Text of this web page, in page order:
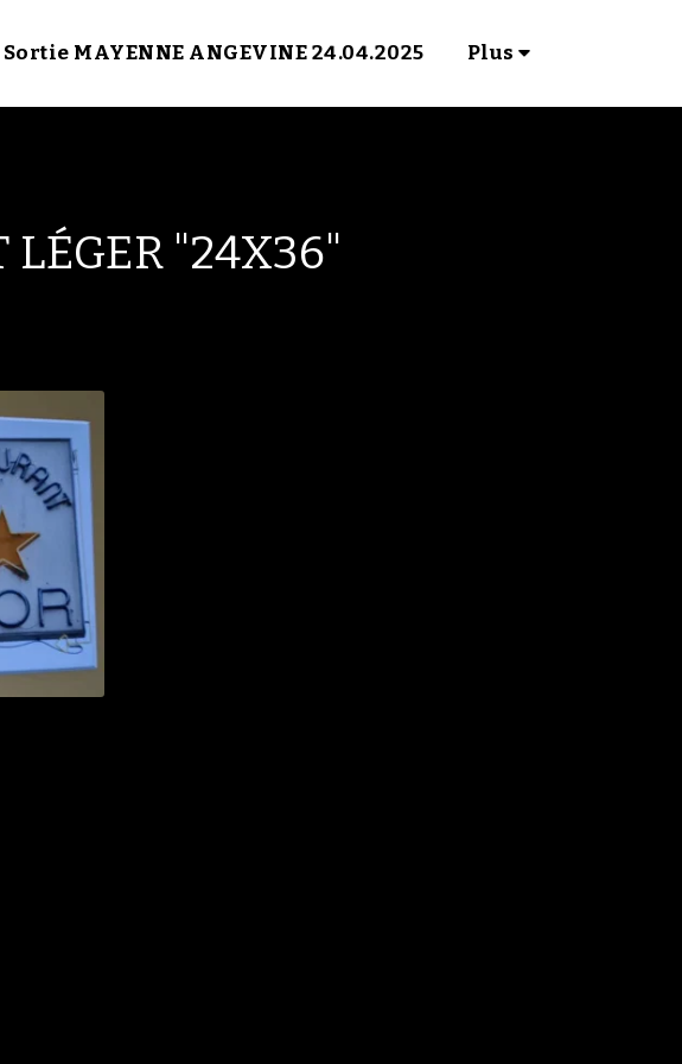
Sortie MAYENNE ANGEVINE 24.04.2025 Plus
LÉGER "24X36"